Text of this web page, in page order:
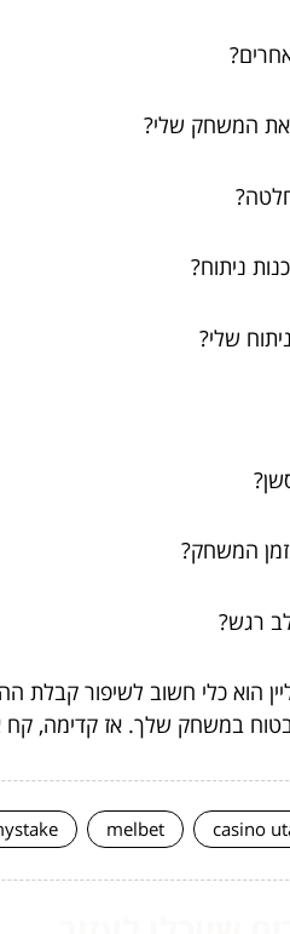
הוא כלי חשוב לשיפור
בטוח במשחק שלך. אז קדימה,
casino
melbet